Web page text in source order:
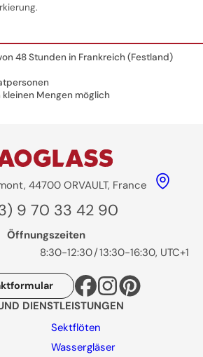
48 Stunden in Frankreich (Festland)
Mengen möglich
44700 ORVAULT, France
9 70 33 42 90
Öffnungszeiten
8:30-12:30/13:30-16:30, UTC+1
DIENSTLEISTUNGEN
Sektflöten
Wassergläser